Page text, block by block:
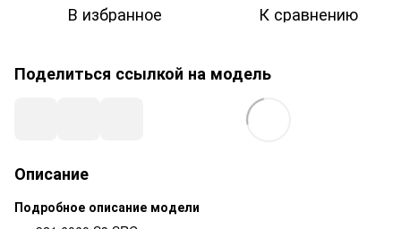
В избранное К сравнению
Поделиться ссылкой на модель
Описание
Подробное описание модели